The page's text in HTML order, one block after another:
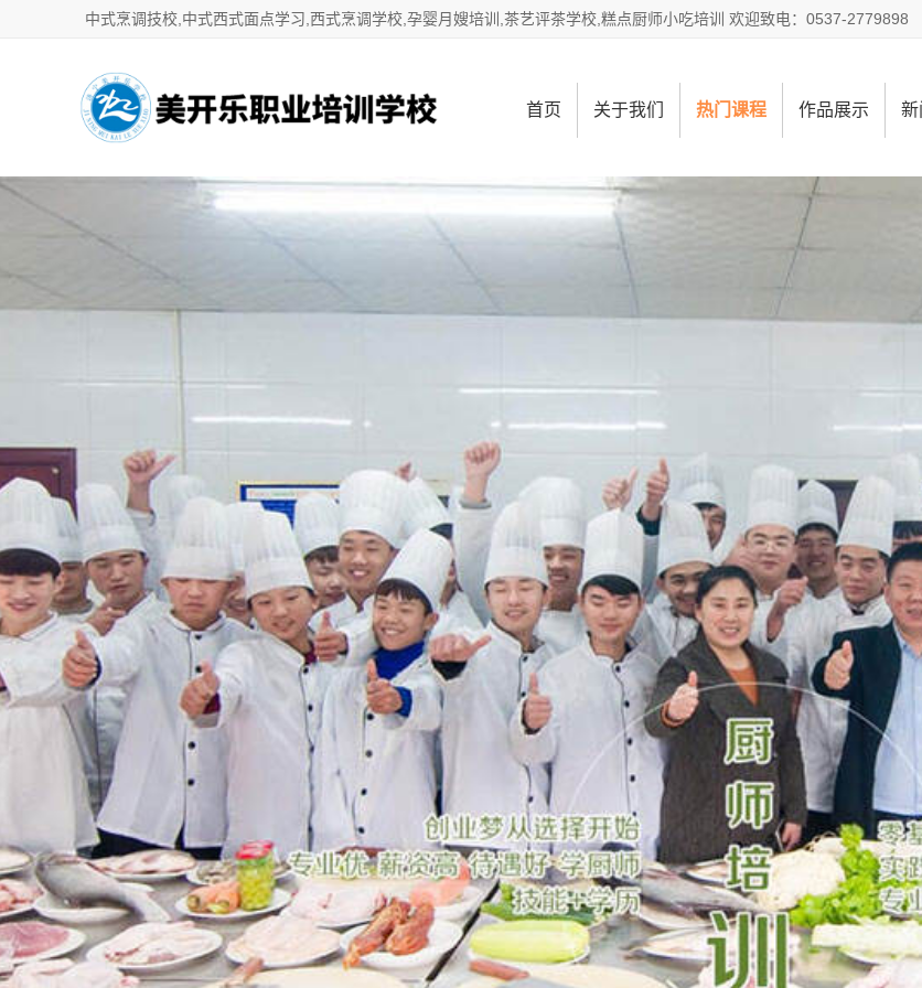
中式烹调技校,中式西式面点学习,西式烹调学校,孕婴月嫂培训,茶艺评茶学校,糕点厨师小吃培训 欢迎致电：0537-2779898
首页 关于我们 热门课程 作品展示 新